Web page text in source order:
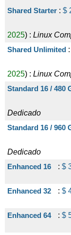
Shared Starter : $
2025) : Linux
Shared Unlimited :
2025) : Linux
Standard 16 / 480
Dedicado
Standard 16 / 960
Dedicado
Enhanced 16
: $
Enhanced 32 : $
Enhanced 64 : $